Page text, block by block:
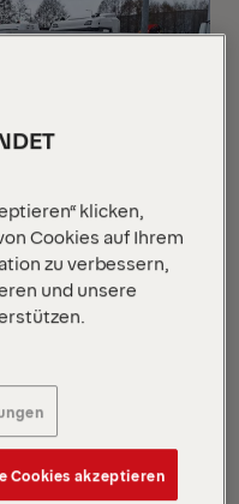
klicken,
Cookies auf Ihrem
zu verbessern,
und unsere
Cookies akzeptieren